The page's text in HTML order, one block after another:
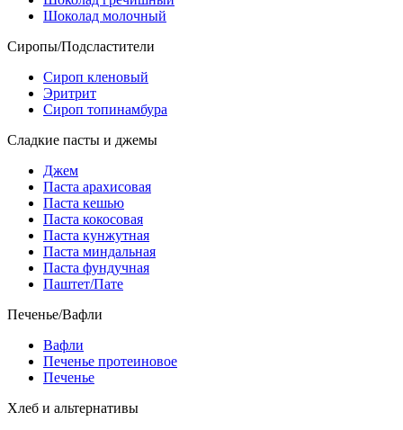
Шоколад молочный
Сиропы/Подсластители
Сироп кленовый
Эритрит
Сироп топинамбура
Сладкие пасты и джемы
Джем
Паста арахисовая
Паста кешью
Паста кокосовая
Паста кунжутная
Паста миндальная
Паста фундучная
Паштет/Пате
Печенье/Вафли
Вафли
Печенье протеиновое
Печенье
Хлеб и альтернативы